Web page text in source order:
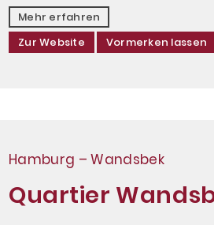
Mehr erfahren
Zur Website
Vormerken lassen
Hamburg – Wandsbek
Quartier